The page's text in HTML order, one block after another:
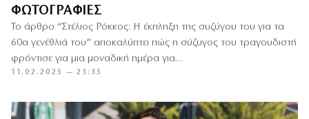
ΦΩΤΟΓΡΑΦΊΕΣ
Το άρθρο “Στέλιος Ρόκκος: Η έκπληξη της συζύγου του για τα
60α γενέθλιά του” αποκαλύπτει πώς η σύζυγος του τραγουδιστή
φρόντισε για μια μοναδική ημέρα για…
11.02.2025 — 23:35